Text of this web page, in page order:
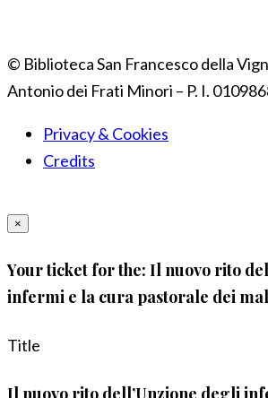
© Biblioteca San Francesco della
Antonio dei Frati Minori – P. I.
Privacy & Cookies
Credits
×
Your ticket for the: Il nuovo rito
infermi e la cura pastorale dei
Title
Il nuovo rito dell’Unzione degli